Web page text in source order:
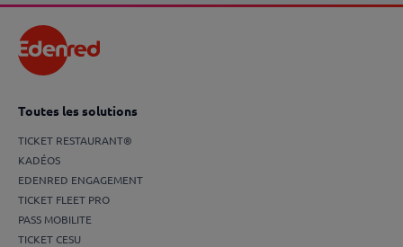
Toutes les solutions
TICKET RESTAURANT®
KADÉOS
EDENRED ENGAGEMENT
TICKET FLEET PRO
PASS MOBILITE
TICKET CESU